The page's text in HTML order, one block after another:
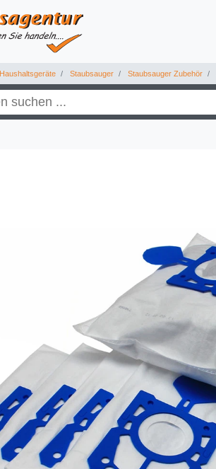
Haushaltsgeräte Staubsauger Staubsauger Zubehör